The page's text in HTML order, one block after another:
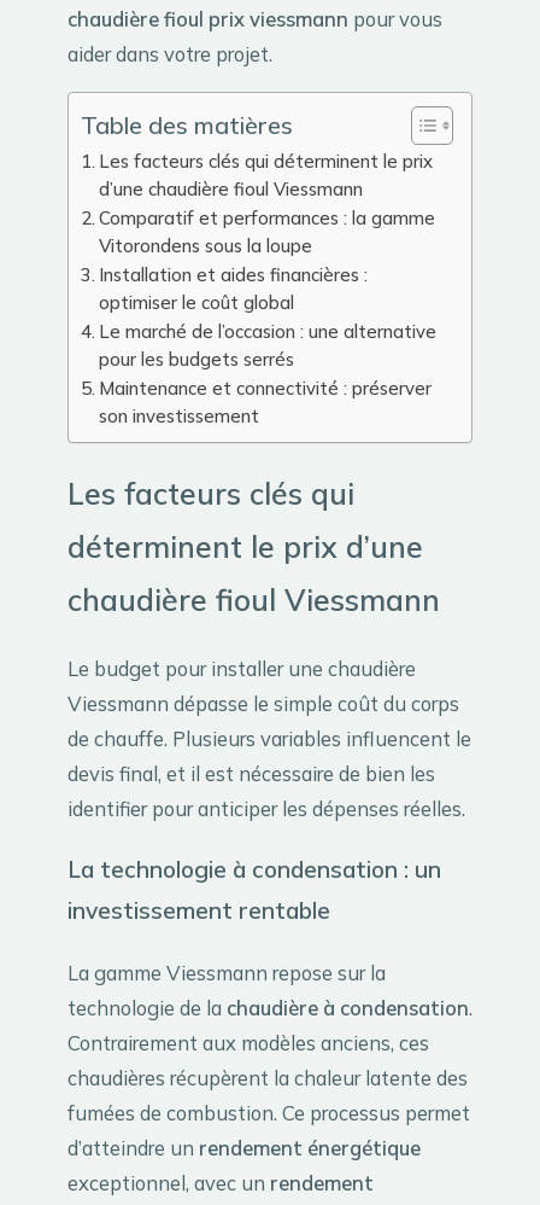
chaudière fioul prix viessmann pour vous
aider dans votre projet.
Table des matières
Les facteurs clés qui déterminent le prix
d’une chaudière fioul Viessmann
Comparatif et performances : la gamme
Vitorondens sous la loupe
Installation et aides financières :
optimiser le coût global
Le marché de l’occasion : une alternative
pour les budgets serrés
Maintenance et connectivité : préserver
son investissement
Les facteurs clés qui
déterminent le prix d’une
chaudière fioul Viessmann
Le budget pour installer une chaudière
Viessmann dépasse le simple coût du corps
de chauffe. Plusieurs variables influencent le
devis final, et il est nécessaire de bien les
identifier pour anticiper les dépenses réelles.
La technologie à condensation : un
investissement rentable
La gamme Viessmann repose sur la
technologie de la chaudière à condensation.
Contrairement aux modèles anciens, ces
chaudières récupèrent la chaleur latente des
fumées de combustion. Ce processus permet
d’atteindre un rendement énergétique
exceptionnel, avec un rendement